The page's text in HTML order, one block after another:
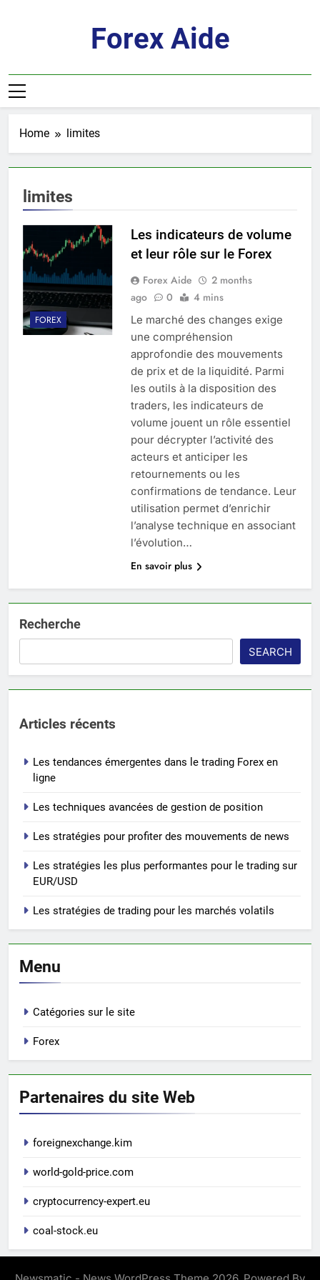
Forex Aide
Home limites
limites
FOREX
Les indicateurs de volume
et leur rôle sur le Forex
Forex Aide
2 months
ago
0 4 mins
Le marché des changes exige
une compréhension
approfondie des mouvements
de prix et de la liquidité. Parmi
les outils à la disposition des
traders, les indicateurs de
volume jouent un rôle essentiel
pour décrypter l’activité des
acteurs et anticiper les
retournements ou les
confirmations de tendance. Leur
utilisation permet d’enrichir
l’analyse technique en associant
l’évolution…
En savoir plus
Recherche
SEARCH
Articles récents
Les tendances émergentes dans le trading Forex en
ligne
Les techniques avancées de gestion de position
Les stratégies pour profiter des mouvements de news
Les stratégies les plus performantes pour le trading sur
EUR/USD
Les stratégies de trading pour les marchés volatils
Menu
Catégories sur le site
Forex
Partenaires du site Web
foreignexchange.kim
world-gold-price.com
cryptocurrency-expert.eu
coal-stock.eu